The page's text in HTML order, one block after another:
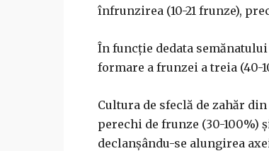
înfrunzirea (10-21 frunze),
În funcţie dedata
formare a frunzei a treia (40-
Cultura de sfeclă de zahăr
perechi de frunze (30-100%)
declanşându-se alungirea